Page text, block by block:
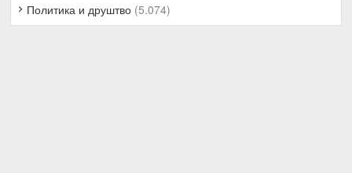
Политика и друштво (5.074)